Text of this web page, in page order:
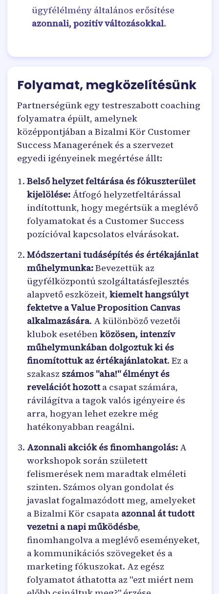
ügyfélélmény általános erősítése
azonnali, pozitív változásokkal.
Folyamat, megközelítésünk
Partnerségünk egy testreszabott coaching
folyamatra épült, amelynek
középpontjában a Bizalmi Kör Customer
Success Managerének és a szervezet
egyedi igényeinek megértése állt:
Belső helyzet feltárása és fókuszterület
kijelölése: Átfogó helyzetfeltárással
indítottunk, hogy megértsük a meglévő
folyamatokat és a Customer Success
pozícióval kapcsolatos elvárásokat.
Módszertani tudásépítés és értékajánlat
műhelymunka:Bevezettük az
ügyfélközpontú szolgáltatásfejlesztés
alapvető eszközeit, kiemelt hangsúlyt
fektetve a Value Proposition Canvas
alkalmazására. A különböző vezetői
klubok esetébenközösen, intenzív
műhelymunkában dolgoztuk ki és
finomítottuk az értékajánlatokat. Ez a
szakasz számos "aha!" élményt és
revelációt hozotta csapat számára,
rávilágítva a tagok valós igényeire és
arra, hogyan lehet ezekre még
hatékonyabban reagálni.
Azonnali akciók és finomhangolás: A
workshopok során született
felismerések nem maradtak elméleti
szinten. Számos olyan gondolat és
javaslat fogalmazódott meg, amelyeket
a Bizalmi Kör csapata azonnal át tudott
vezetni a napi működésbe,
finomhangolva a meglévő eseményeket,
a kommunikációs szövegeket és a
marketing fókuszokat. Az egész
folyamatot áthatotta az "ezt miért nem